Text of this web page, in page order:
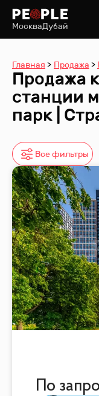
МоскваДубай
Главная Продажа
Продажа
станции
парк |
Все фильтры
По